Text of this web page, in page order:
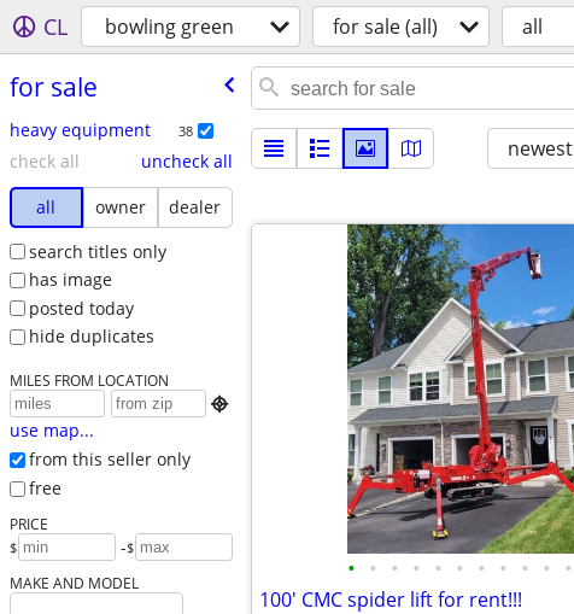
CL bowling green for sale (all) all
for sale
heavy equipment 38
check all
uncheck all
all
owner
dealer
search titles only
has image
posted today
hide duplicates
MILES FROM LOCATION

use map...
from this seller only
free
PRICE
$ -$
MAKE AND MODEL
newest
• • • • • • • • • • •
100' CMC spider lift for rent!!!